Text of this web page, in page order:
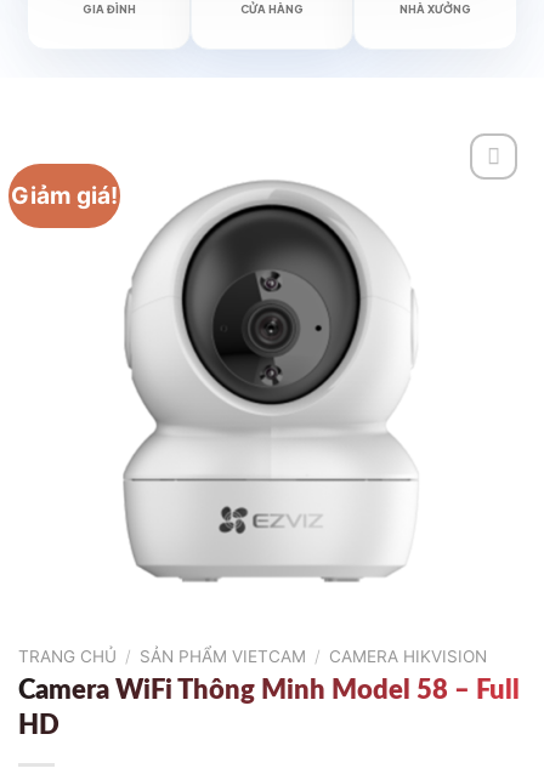
GIA ĐÌNH CỬA HÀNG NHÀ XƯỞNG
Giảm giá!
TRANG CHỦ / SẢN PHẨM VIETCAM / CAMERA HIKVISION
Camera WiFi Thông Minh Model 58 – Full
HD